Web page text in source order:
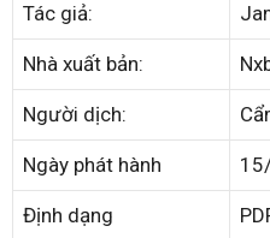
Tác giả:
Nhà xuất bản:
Người dịch:
Ngày phát hành
Định dạng